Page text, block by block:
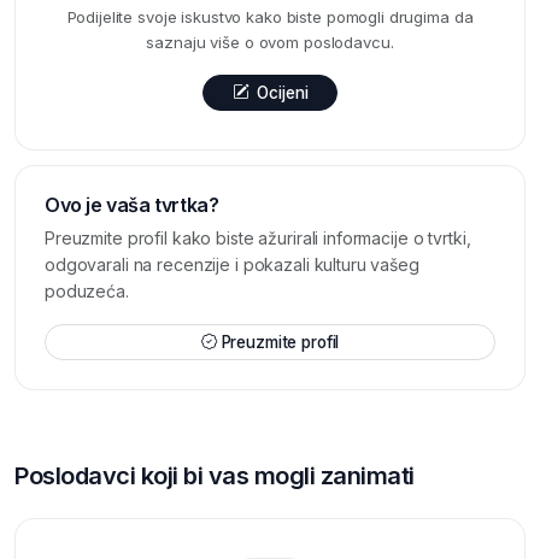
Podijelite svoje iskustvo kako biste pomogli drugima da
saznaju više o ovom poslodavcu.
Ocijeni
Ovo je vaša tvrtka?
Preuzmite profil kako biste ažurirali informacije o tvrtki,
odgovarali na recenzije i pokazali kulturu vašeg
poduzeća.
Preuzmite profil
Poslodavci koji bi vas mogli zanimati